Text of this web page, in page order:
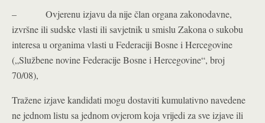
– Ovjerenu izjavu da nije član organa zakonodavne,
izvršne ili sudske vlasti ili savjetnik u smislu Zakona o sukobu
interesa u organima vlasti u Federaciji Bosne i Hercegovine
(„Službene novine Federacije Bosne i Hercegovine“, broj
70/08),
Tražene izjave kandidati mogu dostaviti kumulativno navedene
ne jednom listu sa jednom ovjerom koja vrijedi za sve izjave ili